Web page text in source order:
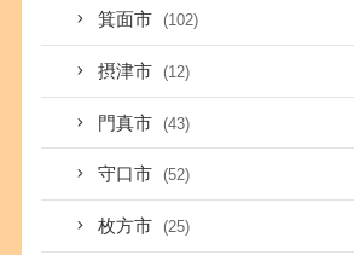
箕面市 (102)
摂津市 (12)
門真市 (43)
守口市 (52)
枚方市 (25)